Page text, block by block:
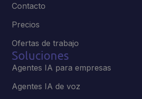
Contacto
Precios
Ofertas de trabajo
Soluciones
Agentes IA para empresas
Agentes IA de voz